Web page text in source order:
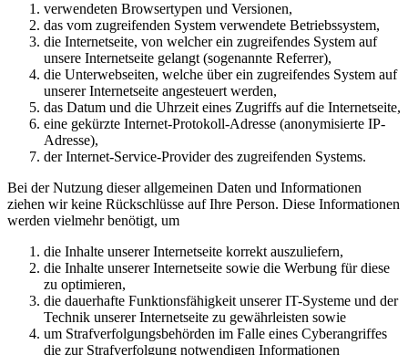
verwendeten Browsertypen und Versionen,
das vom zugreifenden System verwendete Betriebssystem,
die Internetseite, von welcher ein zugreifendes System auf
unsere Internetseite gelangt (sogenannte Referrer),
die Unterwebseiten, welche über ein zugreifendes System auf
unserer Internetseite angesteuert werden,
das Datum und die Uhrzeit eines Zugriffs auf die Internetseite,
eine gekürzte Internet-Protokoll-Adresse (anonymisierte IP-
Adresse),
der Internet-Service-Provider des zugreifenden Systems.
Bei der Nutzung dieser allgemeinen Daten und Informationen
ziehen wir keine Rückschlüsse auf Ihre Person. Diese Informationen
werden vielmehr benötigt, um
die Inhalte unserer Internetseite korrekt auszuliefern,
die Inhalte unserer Internetseite sowie die Werbung für diese
zu optimieren,
die dauerhafte Funktionsfähigkeit unserer IT-Systeme und der
Technik unserer Internetseite zu gewährleisten sowie
um Strafverfolgungsbehörden im Falle eines Cyberangriffes
die zur Strafverfolgung notwendigen Informationen